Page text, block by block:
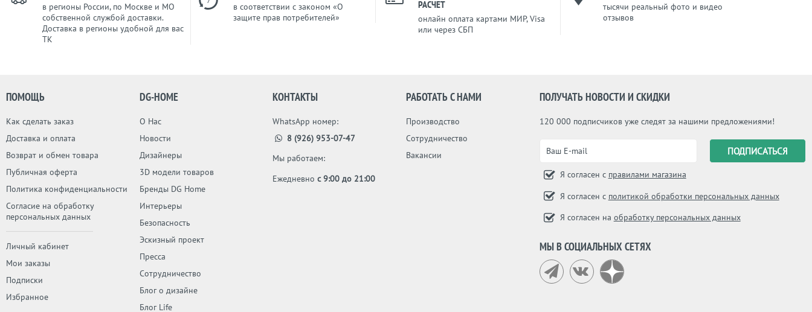
в регионы России, по Москве и МО
собственной службой доставки.
Доставка в регионы удобной для вас
ТК
в соответствии с законом «О
защите прав потребителей»
РАСЧЕТ
онлайн оплата картами МИР, Visa
или через СБП
тысячи реальный фото и видео
отзывов
ПОЛУЧАТЬ НОВОСТИ И СКИДКИ
120 000 подписчиков уже следят за нашими предложениями!
Я согласен с правилами магазина
Я согласен с политикой обработки персональных данных
Я согласен на обработку персональных данных
МЫ В СОЦИАЛЬНЫХ СЕТЯХ
ПОМОЩЬ
Как сделать заказ
Доставка и оплата
Возврат и обмен товара
Публичная оферта
Политика конфиденциальности
Согласие на обработку
персональных данных
Личный кабинет
Мои заказы
Подписки
Избранное
DG-HOME
О Нас
Новости
Дизайнеры
3D модели товаров
Бренды DG Home
Интерьеры
Безопасность
Эскизный проект
Пресса
Сотрудничество
Блог о дизайне
Блог Life
КОНТАКТЫ
WhatsApp номер:
8 (926) 953-07-47
Мы работаем:
Ежедневнос 9:00 до 21:00
РАБОТАТЬ С НАМИ
Производство
Сотрудничество
Вакансии